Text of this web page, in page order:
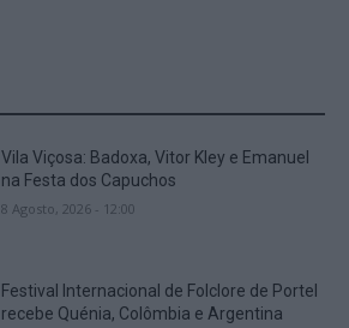
Vila Viçosa: Badoxa, Vitor Kley e Emanuel
na Festa dos Capuchos
8 Agosto, 2026 - 12:00
Festival Internacional de Folclore de Portel
recebe Quénia, Colômbia e Argentina